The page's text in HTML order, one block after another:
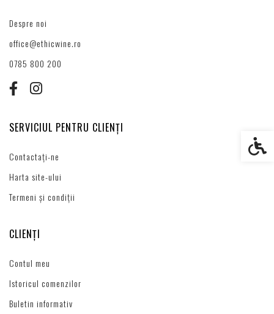
Despre noi
office@ethicwine.ro
0785 800 200
SERVICIUL PENTRU CLIENȚI
Contactați-ne
Harta site-ului
Termeni și condiții
CLIENȚI
Contul meu
Istoricul comenzilor
Buletin informativ
Setări